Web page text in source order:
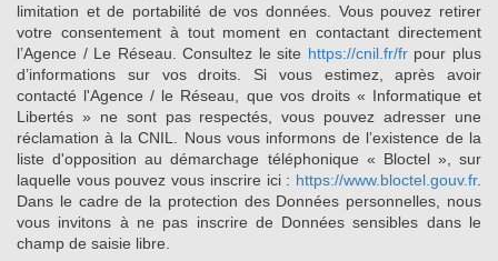
limitation et de portabilité de vos données. Vous pouvez retirer
votre consentement à tout moment en contactant directement
l’Agence / Le Réseau. Consultez le site https://cnil.fr/frpour plus
d’informations sur vos droits. Si vous estimez, après avoir
contacté l'Agence / le Réseau, que vos droits « Informatique et
Libertés » ne sont pas respectés, vous pouvez adresser une
réclamation à la CNIL. Nous vous informons de l’existence de la
liste d'opposition au démarchage téléphonique « Bloctel », sur
laquelle vous pouvez vous inscrire ici : https://www.bloctel.gouv.fr.
Dans le cadre de la protection des Données personnelles, nous
vous invitons à ne pas inscrire de Données sensibles dans le
champ de saisie libre.